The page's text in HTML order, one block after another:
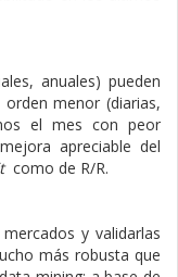
anuales) pueden
menor (diarias,
el mes con peor
apreciable del
como de R/R.
y validarlas
más robusta que